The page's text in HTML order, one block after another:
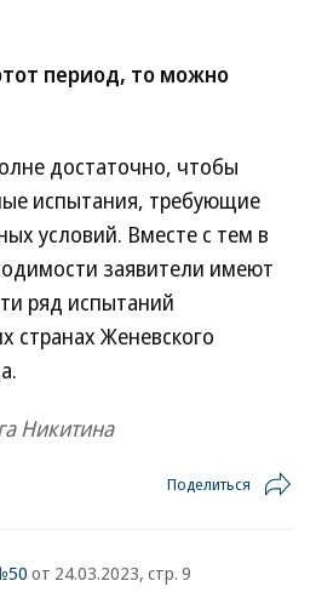
период, то можно
достаточно, чтобы
испытания, требующие
условий. Вместе с тем в
заявители имеют
ряд испытаний
странах Женевского
Никитина
Поделиться
от 24.03.2023, стр. 9